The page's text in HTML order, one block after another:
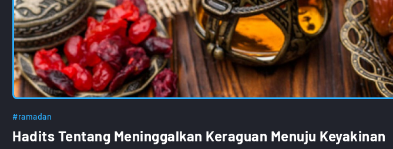
#ramadan
Hadits Tentang Meninggalkan Keraguan Menuju Keyakinan